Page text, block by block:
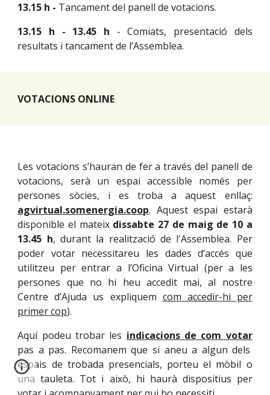
13.15 h - Tancament del panell de votacions.
13.15 h - 13.45 h - Comiats, presentació dels
resultats i tancament de l’Assemblea.
VOTACIONS ONLINE
Les votacions s’hauran de fer a través del panell de
votacions, serà un espai accessible només per
persones sòcies, i es troba a aquest enllaç:
agvirtual.somenergia.coop. Aquest espai estarà
disponible el mateix dissabte 27 de maig de 10 a
13.45 h, durant la realització de l'Assemblea. Per
poder votar necessitareu les dades d’accés que
utilitzeu per entrar a l’Oficina Virtual (per a les
persones que no hi heu accedit mai, al nostre
Centre d’Ajuda us expliquem com accedir-hi per
primer cop).
Aquí podeu trobar les indicacions de com votar
pas a pas. Recomanem que si aneu a algun dels
espais de trobada presencials, porteu el mòbil o
una tauleta. Tot i això, hi haurà dispositius per